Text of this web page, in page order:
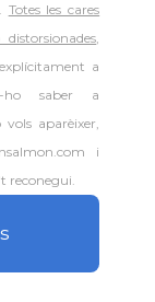
Totes les cares
,
a
ho saber a
aparèixer,
i
reconegui.